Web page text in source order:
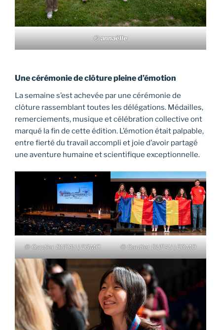
© annaëlle
Une cérémonie de clôture pleine d’émotion
La semaine s’est achevée par une cérémonie de
clôture rassemblant toutes les délégations. Médailles,
remerciements, musique et célébration collective ont
marqué la fin de cette édition. L’émotion était palpable,
entre fierté du travail accompli et joie d’avoir partagé
une aventure humaine et scientifique exceptionnelle.
© Gautier DUFAU | EGMO © Gautier DUFAU | EGMO